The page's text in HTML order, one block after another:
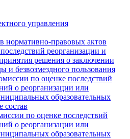
управления
нормативно-правовых актов
реорганизации и
решения о заключении
безвозмездного пользования
по оценке последствий
о реорганизации или
образовательных
состав
по оценке последствий
о реорганизации или
образовательных